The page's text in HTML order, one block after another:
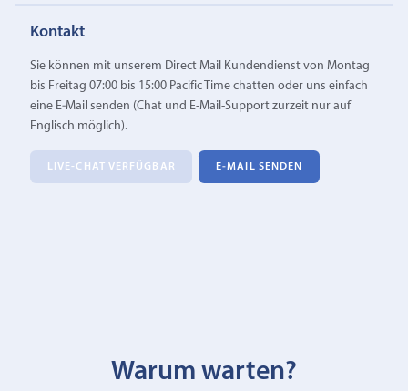
Kontakt
Sie können mit unserem Direct Mail Kundendienst von Montag
bis Freitag 07:00 bis 15:00 Pacific Time chatten oder uns einfach
eine E‑Mail senden (Chat und E-Mail-Support zurzeit nur auf
Englisch möglich).
LIVE-CHAT VERFÜGBAR E‑MAIL SENDEN
Warum warten?